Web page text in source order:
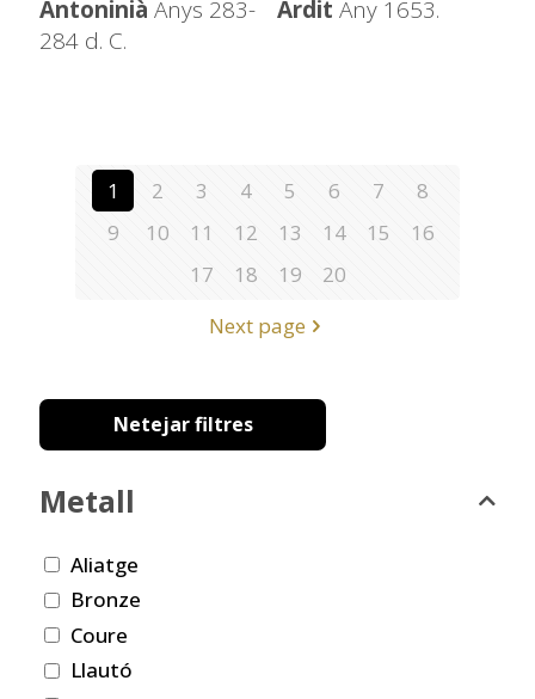
Antoninià Anys 283-
284 d. C.
Ardit Any 1653.
1 2 3 4 5 6 7
8
9
10 11 12 13 14 15
16
17
18 19
20
Next page
Netejar filtres
Metall
Aliatge
Bronze
Coure
Llautó